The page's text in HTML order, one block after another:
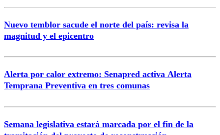
Nuevo temblor sacude el norte del país: revisa la
magnitud y el epicentro
Alerta por calor extremo: Senapred activa Alerta
Temprana Preventiva en tres comunas
Semana legislativa estará marcada por el fin de la